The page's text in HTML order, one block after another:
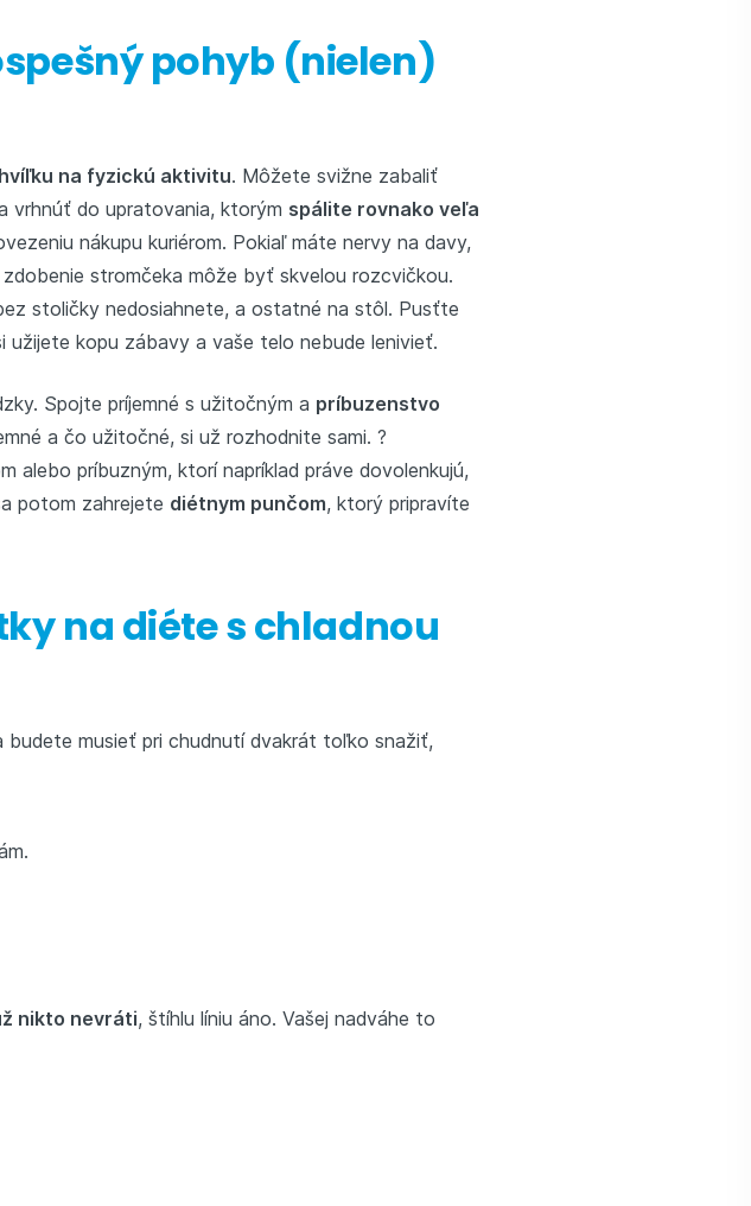
pohyb (nielen)
na fyzickú aktivitu. Môžete svižne zabaliť
vrhnúť do upratovania, ktorým spálite rovnako veľa
nákupu kuriérom. Pokiaľ máte nervy na davy,
stromčeka môže byť skvelou rozcvičkou.
stoličky nedosiahnete, a ostatné na stôl. Pusťte
kopu zábavy a vaše telo nebude lenivieť.
Spojte príjemné s užitočným a príbuzenstvo
a čo užitočné, si už rozhodnite sami. ?
alebo príbuzným, ktorí napríklad práve dovolenkujú,
potom zahrejete diétnym punčom, ktorý pripravíte
na diéte s chladnou
budete musieť pri chudnutí dvakrát toľko snažiť,
nikto nevráti, štíhlu líniu áno. Vašej nadváhe to